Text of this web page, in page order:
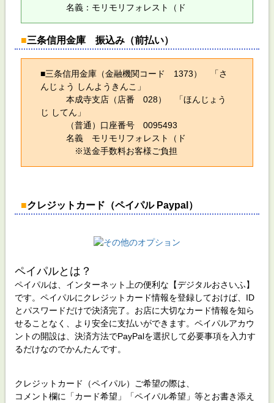
名義：モリモリフォレスト（ド
■三条信用金庫 振込み（前払い）
■三条信用金庫（金融機関コード 1373） 「さ
んじょう しんようきんこ」
本成寺支店（店番 028） 「ほんじょう
じ してん」
（普通）口座番号 0095493
名義 モリモリフォレスト（ド
※送金手数料お客様ご負担
■クレジットカード（ペイパル Paypal）
ペイパルとは？
ペイパルは、インターネット上の便利な【デジタルおさいふ】
です。ペイパルにクレジットカード情報を登録しておけば、ID
とパスワードだけで決済完了。お店に大切なカード情報を知ら
せることなく、より安全に支払いができます。ペイパルアカウ
ントの開設は、決済方法でPayPalを選択して必要事項を入力す
るだけなのでかんたんです。
クレジットカード（ペイパル）ご希望の際は、
コメント欄に「カード希望」「ペイパル希望」等とお書き添え